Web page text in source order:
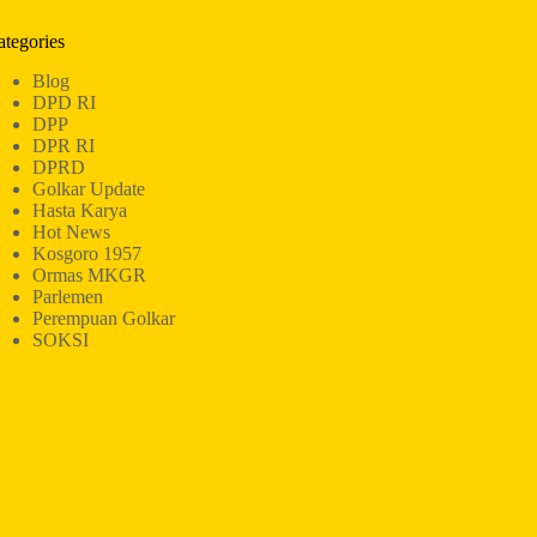
Blog
DPD RI
DPP
DPR RI
DPRD
Golkar Update
Hasta Karya
Hot News
Kosgoro 1957
Ormas MKGR
Parlemen
Perempuan Golkar
SOKSI